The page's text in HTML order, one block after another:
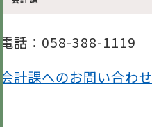
電話 ：058-388-1119
会計課へのお問い合わ